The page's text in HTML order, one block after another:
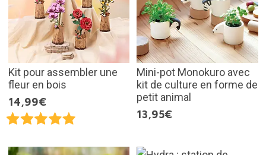
Kit pour assembler une
fleur en bois
14,99€
Mini-pot Monokuro avec
kit de culture en forme de
petit animal
13,95€